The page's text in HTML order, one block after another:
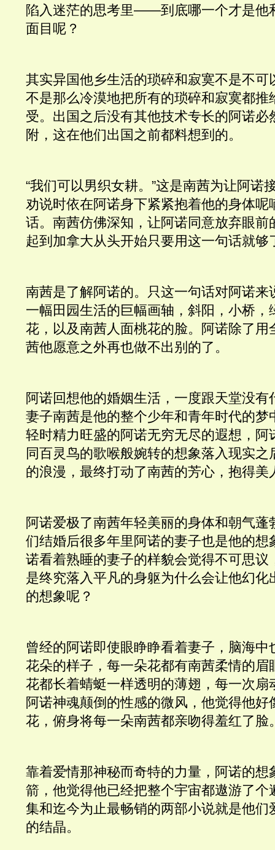
陷入迷茫的思考里——到底哪一个才是他
面目呢？
其实异国他乡生活的琐碎和寂寞不是不可
不是那么冷漠地把所有的琐碎和寂寞都推
受。出国之后没有其他技术专长的阿诺必
附，这在他们出国之前都料想到的。
“我们可以男织女耕。”这是南茜为让阿诺
劝说时依在阿诺身下紧紧抱着他的身体呢
话。南茜仿佛深知，让阿诺同意放弃眼前
起到加拿大从头开始只要用这一句话就够
南茜是了解阿诺的。只这一句话对阿诺来
一幅田园生活的巨幅画轴，斜阳，小桥，
花，以及南茜人面桃花的脸。阿诺除了用
茜他愿意之外再也做不出别的了。
阿诺回想他的婚姻生活，一度跟天堂没有
妻子南茜是他的整个少年和青年时代的梦
轻时精力旺盛的阿诺无穷无尽的遐想，阿
同百灵鸟的歌喉般婉转的想象落入现实之
的浪漫，最终打动了南茜的芳心，抱得美
阿诺爱极了南茜年轻美丽的身体和朝气蓬
们结婚后很多年里阿诺的妻子也是他的想
诺看着熟睡的妻子的样貌会觉得不可思议
是终究落入平凡的身躯为什么会让他幻化
的想象呢？
曾经的阿诺即使眼睁睁看着妻子，脑海中
花朵的样子，每一朵花都有南茜柔情的眉
花都长着蜻蜓一样透明的薄翅，每一次扇
阿诺神魂颠倒的性感的微风，他觉得他好
花，俯身将每一朵南茜都亲吻得羞红了脸
靠着爱情那神秘而奇特的力量，阿诺的想
箭，他觉得他已经把整个宇宙都遨游了个
集和迄今为止最畅销的两部小说就是他们
的结晶。